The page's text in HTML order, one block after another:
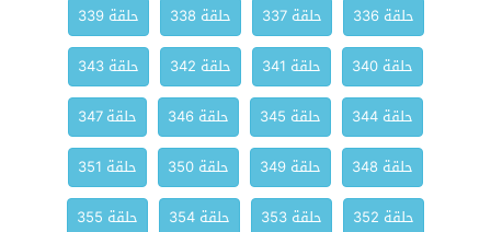
حلقة 336
حلقة 337 حلقة 338
حلقة 339
حلقة 340
حلقة 341 حلقة 342
حلقة 343
حلقة 344
حلقة 345 حلقة 346
حلقة 347
حلقة 348
حلقة 349 حلقة 350
حلقة 351
حلقة 352
حلقة 353 حلقة 354
حلقة 355